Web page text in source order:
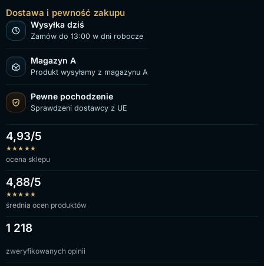
Dostawa i pewność zakupu
Wysyłka dziś
Zamów do 13:00 w dni robocze
Magazyn A
Produkt wysyłamy z magazynu A
Pewne pochodzenie
Sprawdzeni dostawcy z UE
4,93/5
★★★ ★★
ocena sklepu
4,88/5
★★★ ★★
średnia ocen produktów
1 218
zweryfikowanych opinii